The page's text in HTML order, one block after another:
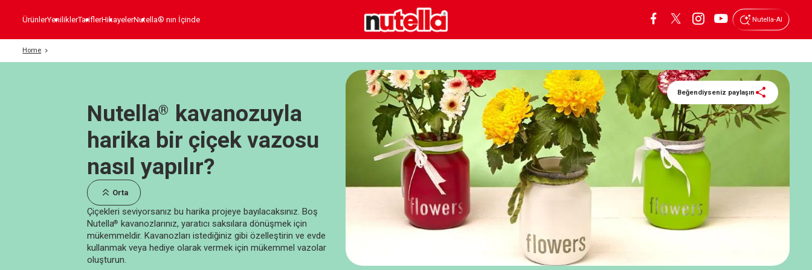
ÜrünlerYeniliklerTariflerHikayelerNutella® nın İçinde Nutella-AI
Home
Nutella® kavanozuyla
harika bir çiçek vazosu
nasıl yapılır?
Orta
Çiçekleri seviyorsanız bu harika projeye bayılacaksınız. Boş
Nutella® kavanozlarınız, yaratıcı saksılara dönüşmek için
mükemmeldir. Kavanozları istediğiniz gibi özelleştirin ve evde
kullanmak veya hediye olarak vermek için mükemmel vazolar
oluşturun.
Beğendiyseniz paylaşın